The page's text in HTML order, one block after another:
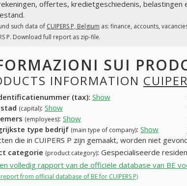
offertes, kredietgeschiedenis, belastingen
such data of CUIPERS P, Belgium as: finance, accounts,
P. Download full report as zip-file.
SUI
INFORMATION
(tax): Show
(capital): Show
(employees): Show
type bedrijf (main type of company): Show
die in CUIPERS P zijn gemaakt, worden niet
categorie (product category): Gespecialiseerde
volledig rapport van de officiële database van BE
from official database of BE for CUIPERS P)